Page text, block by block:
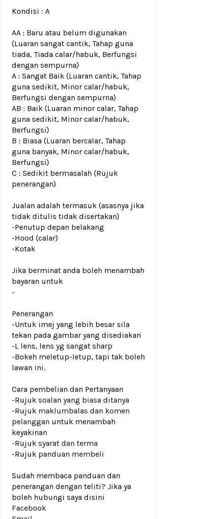
Kondisi : A
AA : Baru atau belum digunakan
(Luaran sangat cantik, Tahap guna
tiada, Tiada calar/habuk, Berfungsi
dengan sempurna)
A : Sangat Baik (Luaran cantik, Tahap
guna sedikit, Minor calar/habuk,
Berfungsi dengan sempurna)
AB : Baik (Luaran minor calar, Tahap
guna sedikit, Minor calar/habuk,
Berfungsi)
B : Biasa (Luaran bercalar, Tahap
guna banyak, Minor calar/habuk,
Berfungsi)
C : Sedikit bermasalah (Rujuk
penerangan)
Jualan adalah termasuk (asasnya jika
tidak ditulis tidak disertakan)
-Penutup depan belakang
-Hood (calar)
-Kotak
Jika berminat anda boleh menambah
bayaran untuk
-
Penerangan
-Untuk imej yang lebih besar sila
tekan pada gambar yang disediakan
-L lens, lens yg sangat sharp
-Bokeh meletup-letup, tapi tak boleh
lawan ini.
Cara pembelian dan Pertanyaan
-Rujuk soalan yang biasa ditanya
-Rujuk maklumbalas dan komen
pelanggan untuk menambah
keyakinan
-Rujuk syarat dan terma
-Rujuk panduan membeli
Sudah membaca panduan dan
penerangan dengan teliti? Jika ya
boleh hubungi saya disini
Facebook